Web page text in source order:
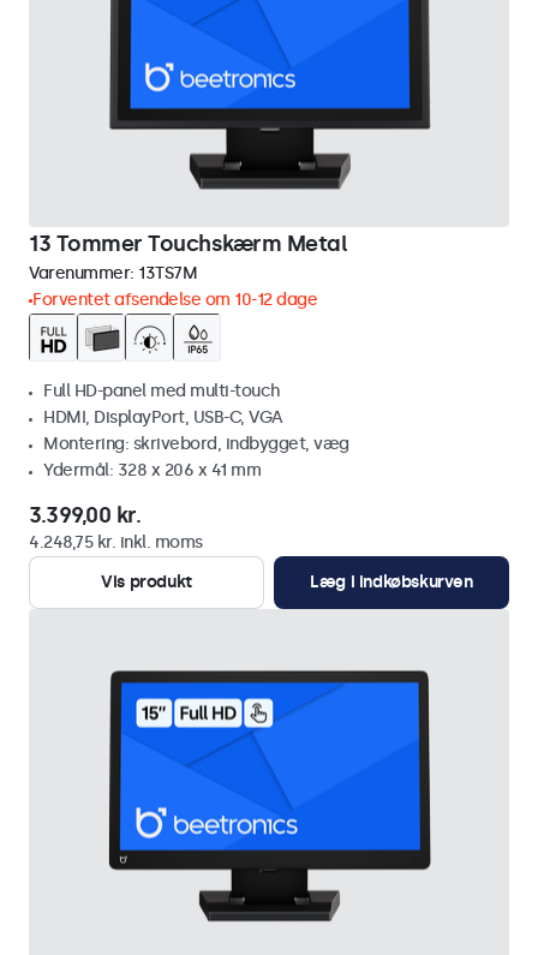
13 Tommer Touchskærm Metal
Varenummer: 13TS7M
Forventet afsendelse om 10-12 dage
Full HD-panel med multi-touch
HDMI, DisplayPort, USB-C, VGA
Montering: skrivebord, indbygget, væg
Ydermål: 328 x 206 x 41 mm
3.399,00 kr.
4.248,75 kr. inkl. moms
Vis produkt
Læg i indkøbskurven